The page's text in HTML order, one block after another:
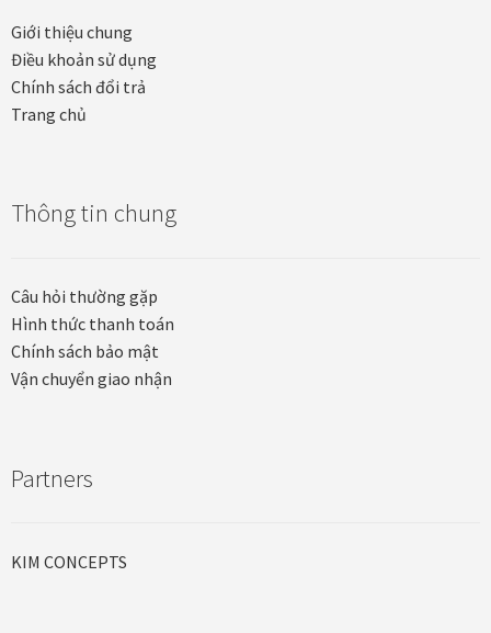
Khung ảnh cưới
Khung tranh gỗ sồi
Liên hệ
Mia Lifestyle
Nhận vẽ tranh theo yêu cầu
Giới thiệu chung
Điều khoản sử dụng
Chính sách đổi trả
Trang chủ
Thông tin chung
Câu hỏi thường gặp
Hình thức thanh toán
Chính sách bảo mật
Vận chuyển giao nhận
Partners
KIM CONCEPTS